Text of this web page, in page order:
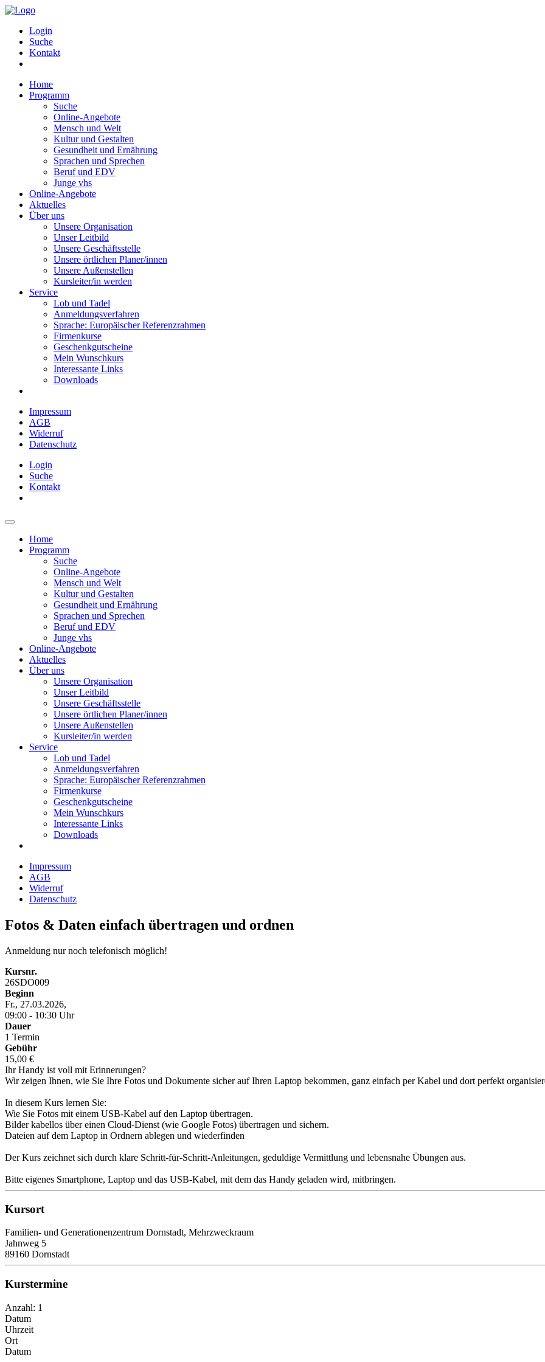
Login
Suche
Kontakt
Home
Programm
Suche
Online-Angebote
Mensch und Welt
Kultur und Gestalten
Gesundheit und Ernährung
Sprachen und Sprechen
Beruf und EDV
Junge vhs
Online-Angebote
Aktuelles
Über uns
Unsere Organisation
Unser Leitbild
Unsere Geschäftsstelle
Unsere örtlichen Planer/innen
Unsere Außenstellen
Kursleiter/in werden
Service
Lob und Tadel
Anmeldungsverfahren
Sprache: Europäischer Referenzrahmen
Firmenkurse
Geschenkgutscheine
Mein Wunschkurs
Interessante Links
Downloads
Impressum
AGB
Widerruf
Datenschutz
Login
Suche
Kontakt
Home
Programm
Suche
Online-Angebote
Mensch und Welt
Kultur und Gestalten
Gesundheit und Ernährung
Sprachen und Sprechen
Beruf und EDV
Junge vhs
Online-Angebote
Aktuelles
Über uns
Unsere Organisation
Unser Leitbild
Unsere Geschäftsstelle
Unsere örtlichen Planer/innen
Unsere Außenstellen
Kursleiter/in werden
Service
Lob und Tadel
Anmeldungsverfahren
Sprache: Europäischer Referenzrahmen
Firmenkurse
Geschenkgutscheine
Mein Wunschkurs
Interessante Links
Downloads
Impressum
AGB
Widerruf
Datenschutz
Fotos & Daten einfach übertragen und ordnen
Anmeldung nur noch telefonisch möglich!
Kursnr.
26SDO009
Beginn
Fr., 27.03.2026,
09:00 - 10:30 Uhr
Dauer
1 Termin
Gebühr
15,00 €
Ihr Handy ist voll mit Erinnerungen?
Wir zeigen Ihnen, wie Sie Ihre Fotos und Dokumente sicher auf Ihren Laptop bekommen, ganz einfach per Kabel und dort perfekt
In diesem Kurs lernen Sie:
Wie Sie Fotos mit einem USB-Kabel auf den Laptop übertragen.
Bilder kabellos über einen Cloud-Dienst (wie Google Fotos) übertragen und sichern.
Dateien auf dem Laptop in Ordnern ablegen und wiederfinden
Der Kurs zeichnet sich durch klare Schritt-für-Schritt-Anleitungen, geduldige Vermittlung und lebensnahe Übungen aus.
Bitte eigenes Smartphone, Laptop und das USB-Kabel, mit dem das Handy geladen wird, mitbringen.
Kursort
Familien- und Generationenzentrum Dornstadt, Mehrzweckraum
Jahnweg 5
89160 Dornstadt
Kurstermine
Anzahl: 1
Datum
Uhrzeit
Ort
Datum